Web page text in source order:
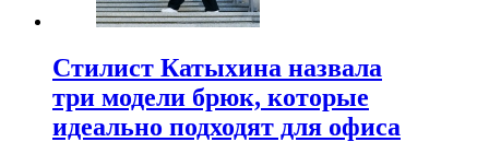
Стилист Катыхина назвала
три модели брюк, которые
идеально подходят для офиса